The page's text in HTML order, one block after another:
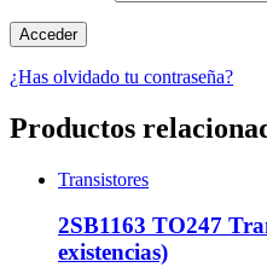
¿Has olvidado tu contraseña?
Productos
Transistores
2SB1163 TO247
existencias)